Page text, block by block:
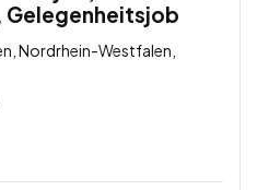
Nordrhein-Westfalen,